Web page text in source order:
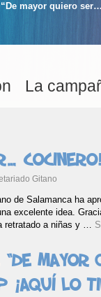
mayor quiero
La
Gitano
de Salamanca ha
excelente idea.
retratado a niñas y …
“De
¡Aquí lo